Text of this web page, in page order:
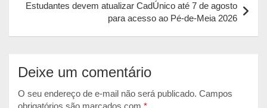
p
k
e
r
Estudantes devem atualizar CadÚnico até 7 de agosto
para acesso ao Pé-de-Meia 2026
Deixe um comentário
O seu endereço de e-mail não será publicado. Campos
obrigatórios são marcados com *